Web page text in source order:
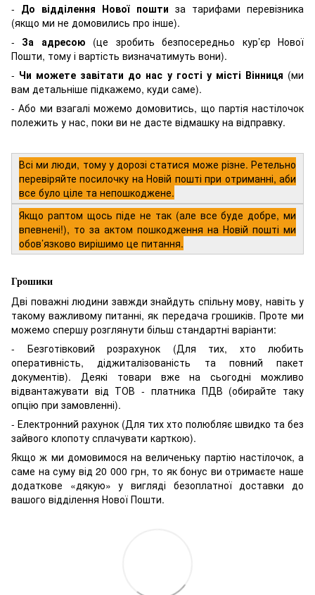
- До відділення Нової пошти за тарифами перевізника
(якщо ми не домовились про інше).
- За адресою (це зробить безпосередньо кур’єр Нової
Пошти, тому і вартість визначатимуть вони).
- Чи можете завітати до нас у гості у місті Вінниця (ми
вам детальніше підкажемо, куди саме).
- Або ми взагалі можемо домовитись, що партія настілочок
полежить у нас, поки ви не дасте відмашку на відправку.
Всі ми люди, тому у дорозі статися може різне. Ретельно
перевіряйте посилочку на Новій пошті при отриманні, аби
все було ціле та непошкоджене.
Якщо раптом щось піде не так (але все буде добре, ми
впевнені!), то за актом пошкодження на Новій пошті ми
обов’язково вирішимо це питання.
Грошики
Дві поважні людини завжди знайдуть спільну мову, навіть у
такому важливому питанні, як передача грошиків. Проте ми
можемо спершу розглянути більш стандартні варіанти:
- Безготівковий розрахунок (Для тих, хто любить
оперативність, діджиталізованість та повний пакет
документів). Деякі товари вже на сьогодні можливо
відвантажувати від ТОВ - платника ПДВ (обирайте таку
опцію при замовленні).
- Електронний рахунок (Для тих хто полюбляє швидко та без
зайвого клопоту сплачувати карткою).
Якщо ж ми домовимося на величеньку партію настілочок, а
саме на суму від 20 000 грн, то як бонус ви отримаєте наше
додаткове «дякую» у вигляді безоплатної доставки до
вашого відділення Нової Пошти.